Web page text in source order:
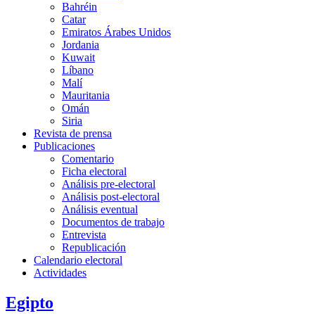
Bahréin
Catar
Emiratos Árabes Unidos
Jordania
Kuwait
Líbano
Malí
Mauritania
Omán
Siria
Revista de prensa
Publicaciones
Comentario
Ficha electoral
Análisis pre-electoral
Análisis post-electoral
Análisis eventual
Documentos de trabajo
Entrevista
Republicación
Calendario electoral
Actividades
Egipto